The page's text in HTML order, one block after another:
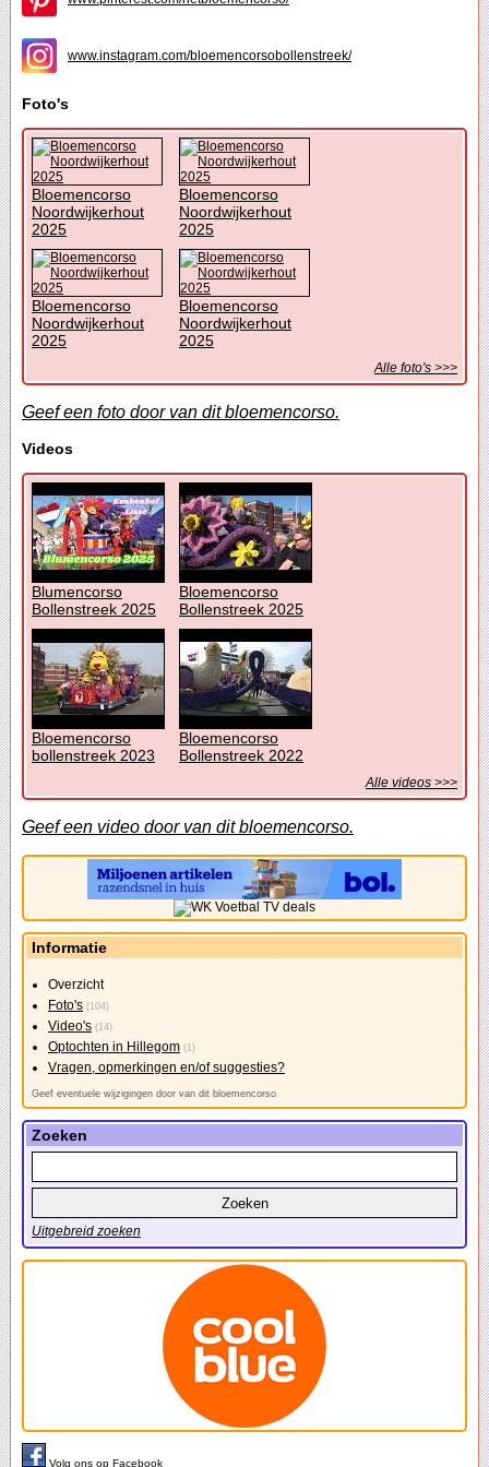
www.instagram.com/bloemencorsobollenstreek/
Foto's
Bloemencorso
Noordwijkerhout
2025
Bloemencorso
Noordwijkerhout
2025
Bloemencorso
Noordwijkerhout
2025
Bloemencorso
Noordwijkerhout
2025
Alle foto's >>>
Geef een foto door van dit bloemencorso.
Videos
Blumencorso
Bollenstreek 2025
Bloemencorso
Bollenstreek 2025
Bloemencorso
bollenstreek 2023
Bloemencorso
Bollenstreek 2022
Alle videos >>>
Geef een video door van dit bloemencorso.
Informatie
Overzicht
Foto's (104)
Video's (14)
Optochten in Hillegom (1)
Vragen, opmerkingen en/of suggesties?
Geef eventuele wijzigingen door van dit bloemencorso
Zoeken
Uitgebreid zoeken
Volg ons op Facebook